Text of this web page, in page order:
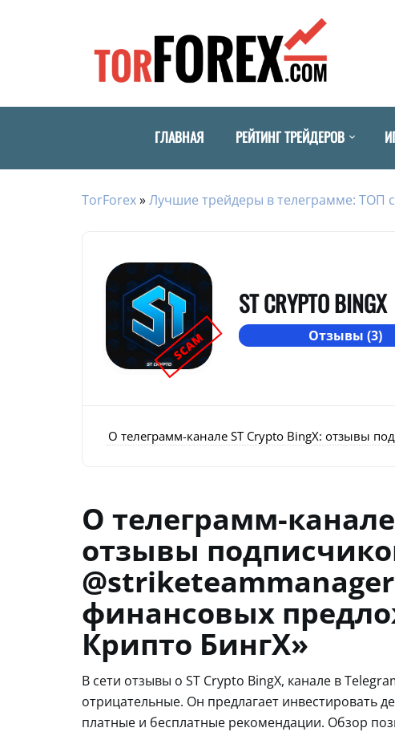
ГЛАВНАЯ РЕЙТИНГ ТРЕЙДЕРОВ
TorForex»Лучшие трейдеры в телеграмме: ТОП
SCAM
ST CRYPTO BINGX
Отзывы (3)
О телеграмм-канале ST Crypto BingX: отзывы
О телеграмм-
отзывы
финансовых
Крипто БингХ»
В сети отзывы о ST Crypto BingX, канале в
отрицательные. Он предлагает инвестировать
платные и бесплатные рекомендации. Обзор